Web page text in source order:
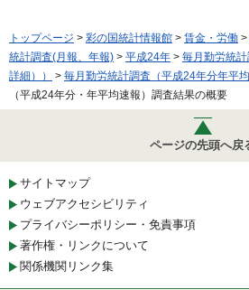
トップページ > 彩の国統計情報館 > 賃金・労働 >
統計調査(月報、年報) > 平成24年 > 毎月勤労統
詳細））
> 毎月勤労統計調査（平成24年分年平均
（平成24年分・年平均速報）調査結果の概要
ページの先頭へ戻
サイトマップ
ウェブアクセシビリティ
プライバシーポリシー・免責事項
著作権・リンクについて
関係機関リンク集